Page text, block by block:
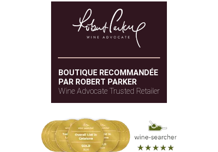
BOUTIQUE RECOMMANDÉE
PAR ROBERT PARKER
Wine Advocate Trusted Retailer